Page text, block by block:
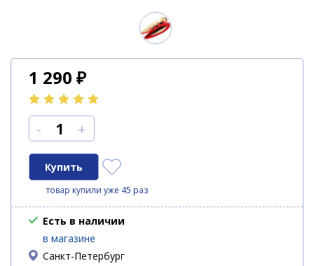
1 290 ₽
- +
товар купили уже 45 раз
Есть в наличии
в магазине
Санкт-Петербург